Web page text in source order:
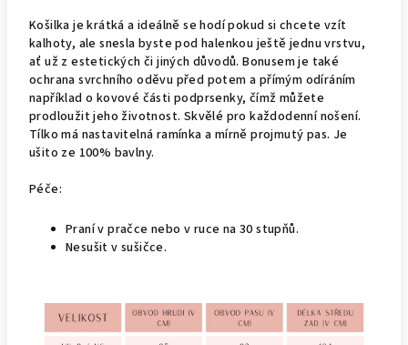
Košilka je krátká a ideálně se hodí pokud si chcete vzít
kalhoty, ale snesla byste pod halenkou ještě jednu vrstvu,
ať už z estetických či jiných důvodů. Bonusem je také
ochrana svrchního oděvu před potem a přímým odíráním
například o kovové části podprsenky, čímž můžete
prodloužit jeho životnost. Skvělé pro každodenní nošení.
Tílko má nastavitelná ramínka a mírně projmutý pas. Je
ušito ze 100% bavlny.
Péče:
Praní v pračce nebo v ruce na 30 stupňů.
Nesušit v sušičce.